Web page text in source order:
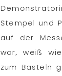
Stempel und
auf der
war, weiß
zum Basteln